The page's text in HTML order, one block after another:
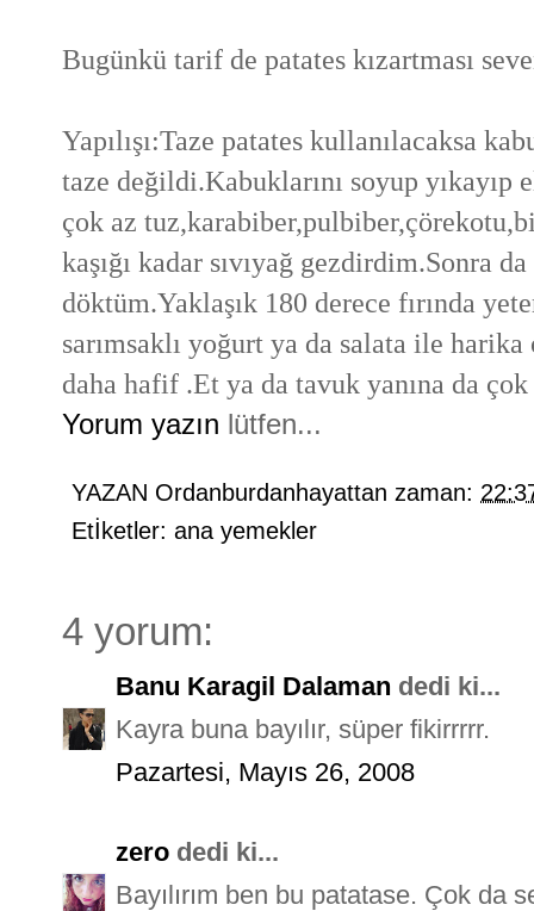
Bugünkü tarif de patates kızartması
Yapılışı:Taze patates kullanılacaksa
taze değildi.Kabuklarını soyup
çok az
kaşığı kadar sıvıyağ gezdirdim.Sonra
döktüm.Yaklaşık 180 derece fırında
sarımsaklı yoğurt ya da salata ile
daha hafif .Et ya da tavuk yanına da
Yorum yazın lütfen...
YAZAN Ordanburdanhayattan zaman:
Etİketler: ana yemekler
4 yorum:
Banu Karagil Dalaman dedi ki...
Kayra buna bayılır, süper fikirrrrr.
Pazartesi, Mayıs 26, 2008
zero dedi ki...
Bayılırım ben bu patatase. Çok da